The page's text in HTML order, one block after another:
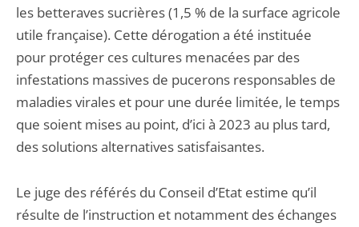
les betteraves sucrières (1,5 % de la surface agricole
utile française). Cette dérogation a été instituée
pour protéger ces cultures menacées par des
infestations massives de pucerons responsables de
maladies virales et pour une durée limitée, le temps
que soient mises au point, d’ici à 2023 au plus tard,
des solutions alternatives satisfaisantes.
Le juge des référés du Conseil d’Etat estime qu’il
résulte de l’instruction et notamment des échanges